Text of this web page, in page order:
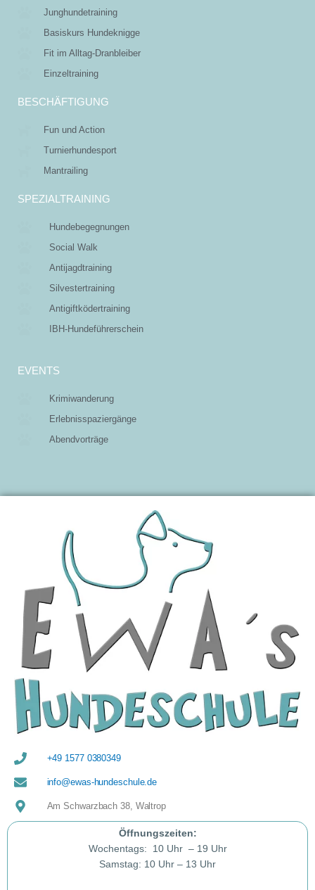
Junghundetraining
Basiskurs Hundeknigge
Fit im Alltag-Dranbleiber
Einzeltraining
BESCHÄFTIGUNG
Fun und Action
Turnierhundesport
Mantrailing
SPEZIALTRAINING
Hundebegegnungen
Social Walk
Antijagdtraining
Silvestertraining
Antigiftködertraining
IBH-Hundeführerschein
EVENTS
Krimiwanderung
Erlebnisspaziergänge
Abendvorträge
+49 1577 0380349
info@ewas-hundeschule.de
Am Schwarzbach 38, Waltrop
Öffnungszeiten:
Wochentags: 10 Uhr – 19 Uhr
Samstag: 10 Uhr – 13 Uhr